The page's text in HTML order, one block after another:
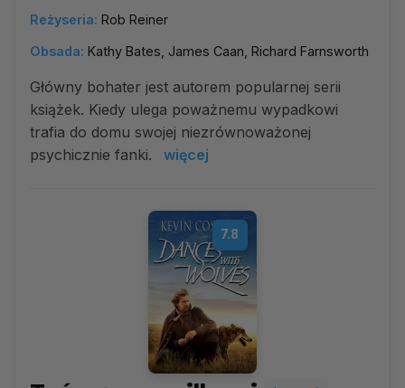
Reżyseria: Rob Reiner
Obsada: Kathy Bates, James Caan, Richard Farnsworth
Główny bohater jest autorem popularnej serii
książek. Kiedy ulega poważnemu wypadkowi
trafia do domu swojej niezrównoważonej
psychicznie fanki.
więcej
7.8